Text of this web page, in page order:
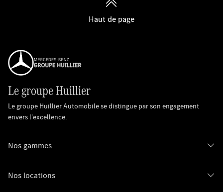
Haut de page
Le groupe Huillier
Le groupe Huillier Automobile se distingue par son engagement
envers l'excellence.
Nos gammes
Nos locations